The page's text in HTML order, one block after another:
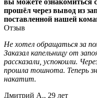
вы можете ознакомиться
прошёл через вывод из
поставленной нашей
Отзыв
Не хотел обращаться за
Заказал капельницу от
рассказали, успокоили.
прошла тошнота. Теперь
накатит.
Дмитрий А., 29 лет